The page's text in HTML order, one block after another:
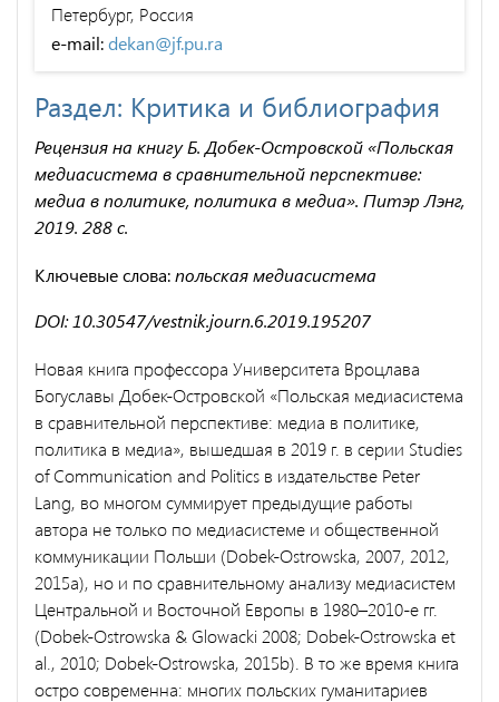
Петербург, Россия
e-mail:dekan@jf.pu.ra
Раздел: Критика и библиография
Рецензия на книгу Б. Добек-Островской «Польская
медиасистема в сравнительной перспективе:
медиа в политике, политика в медиа». Питэр Лэнг,
2019. 288 с.
Ключевые слова:польская медиасистема
DOI: 10.30547/vestnik.journ.6.2019.195207
Новая книга профессора Университета Вроцлава
Богуславы Добек-Островской «Польская медиасистема
в сравнительной перспективе: медиа в политике,
политика в медиа», вышедшая в 2019 г. в серии Studies
of Communication and Politics в издательстве Peter
Lang, во многом суммирует предыдущие работы
автора не только по медиасистеме и общественной
коммуникации Польши (Dobek-Ostrowska, 2007, 2012,
2015a), но и по сравнительному анализу медиасистем
Центральной и Восточной Европы в 1980–2010-е гг.
(Dobek-Ostrowska & Glowacki 2008; Dobek-Ostrowska et
al., 2010; Dobek-Ostrowska, 2015b). В то же время книга
остро современна: многих польских гуманитариев